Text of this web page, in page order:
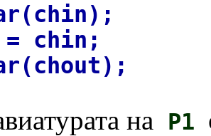
chin;
на P1